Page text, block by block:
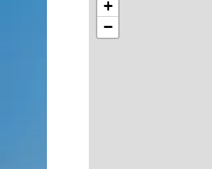
+
−